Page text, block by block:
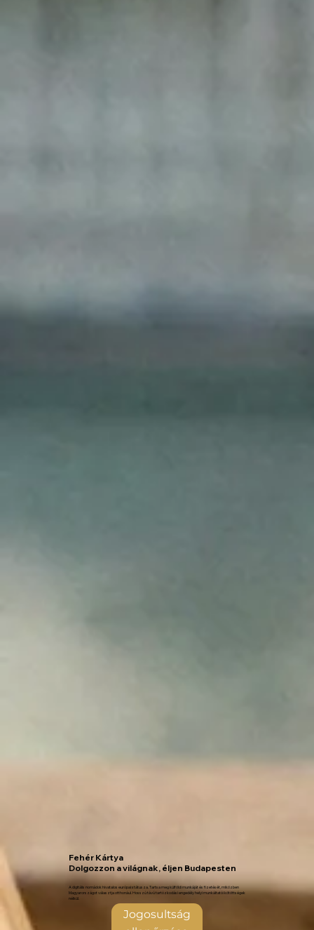
Fehér Kártya
Dolgozzon a világnak, éljen Budapesten
A digitális nomádok hivatalos európai státusza. Tartsa meg külföldi munkáját és fizetését, miközben
Magyarországot választja otthonául. Hosszú távú tartózkodási engedély helyi munkáltatói kötöttségek
nélkül.
Jogosultság